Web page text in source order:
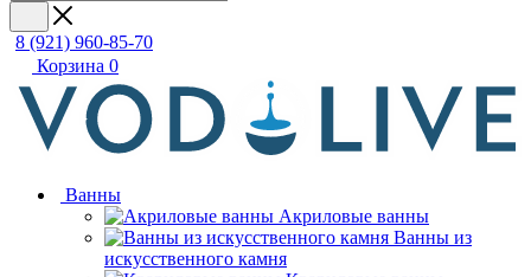
8 (921) 960-85-70
Корзина 0
Ванны
Акриловые ванны
Ванны из
искусственного камня